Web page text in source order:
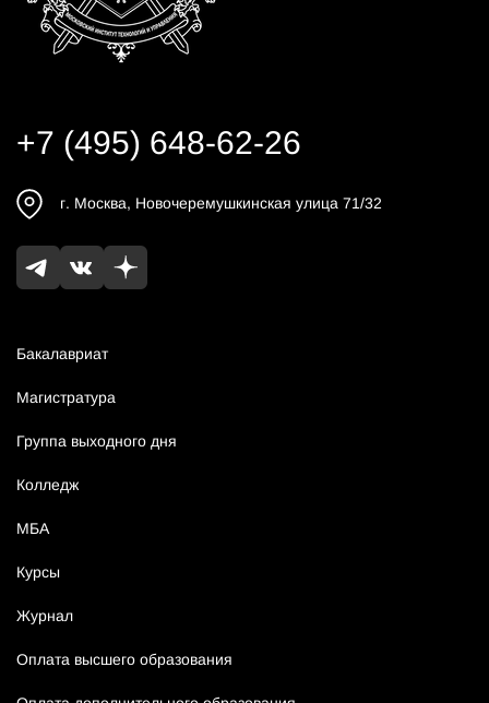
Бакалавриат
Магистратура
Группа выходного дня
Колледж
МБА
Курсы
Журнал
Оплата высшего образования
+7 (495) 648-62-26
г. Москва, Новочеремушкинская улица 71/32